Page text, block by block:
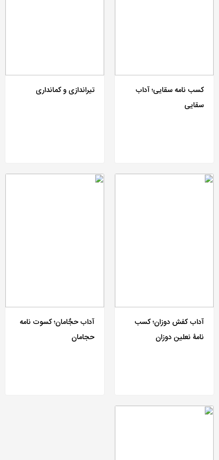
کسب نامه سقایی؛ آداب
سقایی
تیراندازی و کمانداری
آداب کفش دوزان؛ کسب
نامۀ نعلین دوزان
آداب حجٌامان؛ کسوت نامه
حجامان